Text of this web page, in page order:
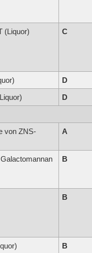
(Liquor) C
D
D
von ZNS-
A
B
B
B